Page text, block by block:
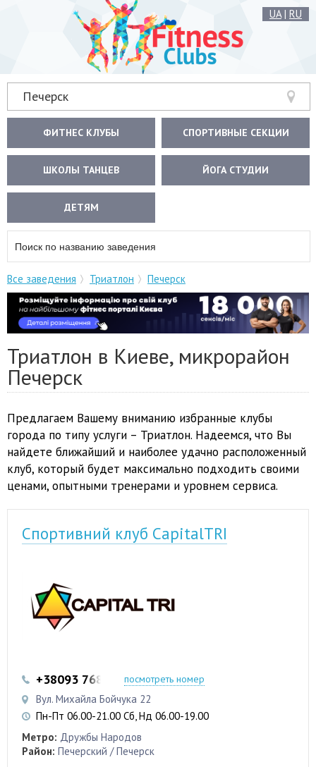
UA| RU
Печерск
ФИТНЕС КЛУБЫ СПОРТИВНЫЕ СЕКЦИИ
ШКОЛЫ ТАНЦЕВ ЙОГА СТУДИИ
ДЕТЯМ
Все заведения Триатлон Печерск
Триатлон в Киеве, микрорайон
Печерск
Предлагаем Вашему вниманию избранные клубы
города по типу услуги – Триатлон. Надеемся, что Вы
найдете ближайший и наиболее удачно расположенный
клуб, который будет максимально подходить своими
ценами, опытными тренерами и уровнем сервиса.
Спортивний клуб CapitalTRI
+38093 768-80-67посмотреть номер
Вул. Михайла Бойчука 22
Пн-Пт 06.00-21.00 Сб, Нд 06.00-19.00
Метро: Дружбы Народов
Район: Печерский / Печерск